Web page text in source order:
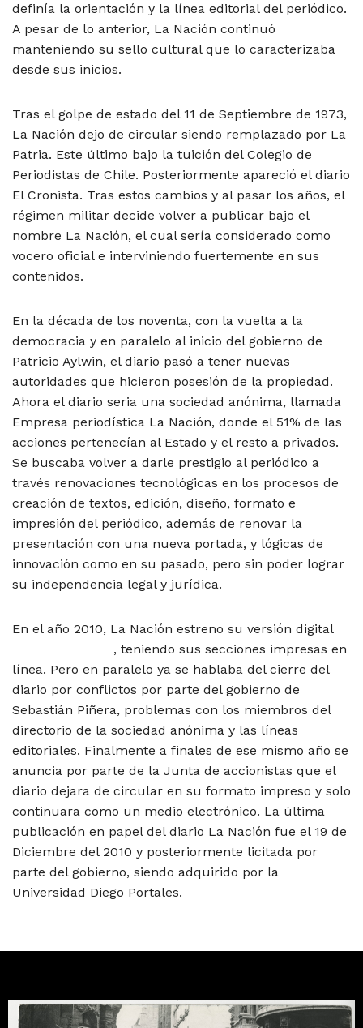
definía la orientación y la línea editorial del periódico.
A pesar de lo anterior, La Nación continuó
manteniendo su sello cultural que lo caracterizaba
desde sus inicios.
Tras el golpe de estado del 11 de Septiembre de 1973,
La Nación dejo de circular siendo remplazado por La
Patria. Este último bajo la tuición del Colegio de
Periodistas de Chile. Posteriormente apareció el diario
El Cronista. Tras estos cambios y al pasar los años, el
régimen militar decide volver a publicar bajo el
nombre La Nación, el cual sería considerado como
vocero oficial e interviniendo fuertemente en sus
contenidos.
En la década de los noventa, con la vuelta a la
democracia y en paralelo al inicio del gobierno de
Patricio Aylwin, el diario pasó a tener nuevas
autoridades que hicieron posesión de la propiedad.
Ahora el diario seria una sociedad anónima, llamada
Empresa periodística La Nación, donde el 51% de las
acciones pertenecían al Estado y el resto a privados.
Se buscaba volver a darle prestigio al periódico a
través renovaciones tecnológicas en los procesos de
creación de textos, edición, diseño, formato e
impresión del periódico, además de renovar la
presentación con una nueva portada, y lógicas de
innovación como en su pasado, pero sin poder lograr
su independencia legal y jurídica.
En el año 2010, La Nación estreno su versión digital
, teniendo sus secciones impresas en
línea. Pero en paralelo ya se hablaba del cierre del
diario por conflictos por parte del gobierno de
Sebastián Piñera, problemas con los miembros del
directorio de la sociedad anónima y las líneas
editoriales. Finalmente a finales de ese mismo año se
anuncia por parte de la Junta de accionistas que el
diario dejara de circular en su formato impreso y solo
continuara como un medio electrónico. La última
publicación en papel del diario La Nación fue el 19 de
Diciembre del 2010 y posteriormente licitada por
parte del gobierno, siendo adquirido por la
Universidad Diego Portales.